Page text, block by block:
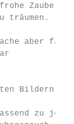
träumen.
aber
Bildern
zu